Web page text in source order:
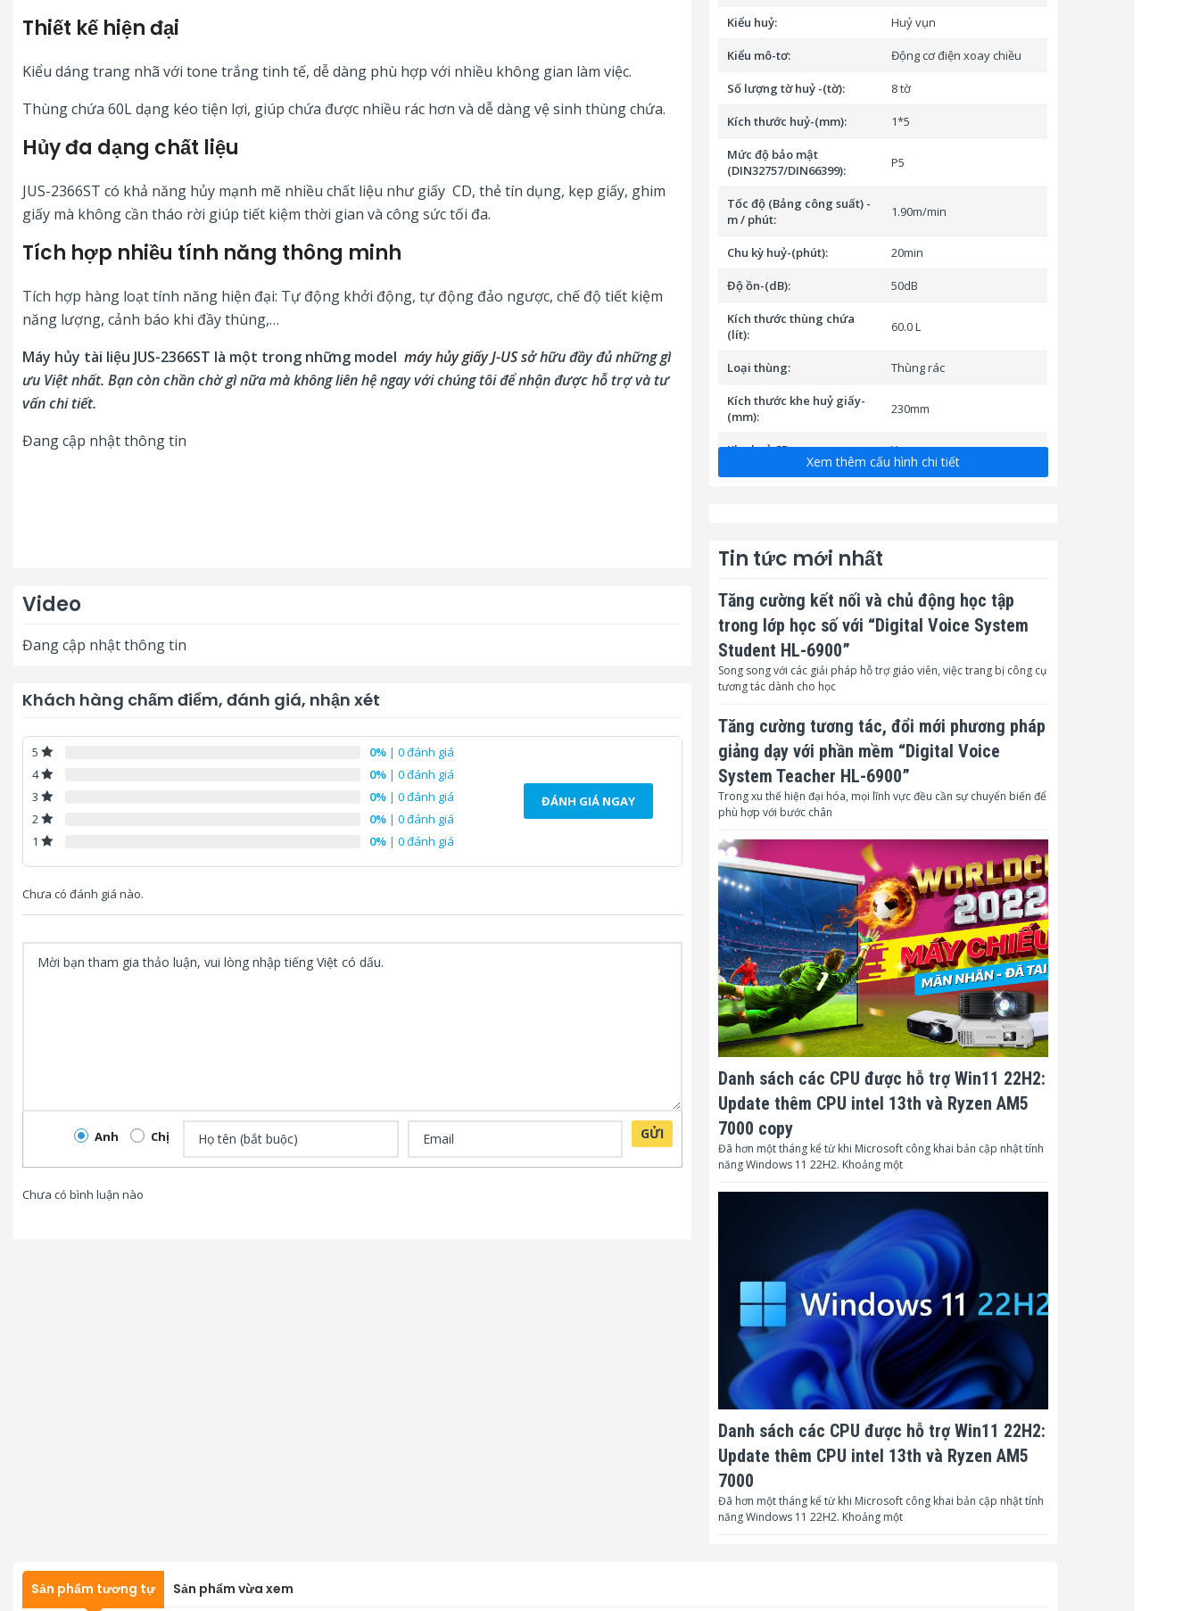
Thiết kế hiện đại
Kiểu dáng trang nhã với tone trắng tinh tế, dễ dàng phù hợp với nhiều không gian làm việc.
Thùng chứa 60L dạng kéo tiện lợi, giúp chứa được nhiều rác hơn và dễ dàng vệ sinh thùng chứa.
Hủy đa dạng chất liệu
JUS-2366ST có khả năng hủy mạnh mẽ nhiều chất liệu như giấy CD, thẻ tín dụng, kẹp giấy, ghim
giấy mà không cần tháo rời giúp tiết kiệm thời gian và công sức tối đa.
Tích hợp nhiều tính năng thông minh
Tích hợp hàng loạt tính năng hiện đại: Tự động khởi động, tự động đảo ngược, chế độ tiết kiệm
năng lượng, cảnh báo khi đầy thùng,…
Máy hủy tài liệu JUS-2366ST là một trong những model máy hủy giấy J-USsở hữu đầy đủ những gì
ưu Việt nhất. Bạn còn chần chờ gì nữa mà không liên hệ ngay với chúng tôi để nhận được hỗ trợ và tư
vấn chi tiết.
Đang cập nhật thông tin
Video
Đang cập nhật thông tin
Khách hàng chấm điểm, đánh giá, nhận xét
5 0% | 0 đánh giá
4
0% | 0 đánh giá
3
0% | 0 đánh giá
2
0% | 0 đánh giá
1
0% | 0 đánh giá
ĐÁNH GIÁ NGAY
Chưa có đánh giá nào.
Anh Chị GỬI
Chưa có bình luận nào
Kiểu huỷ: Huỷ vụn
Kiểu mô-tơ: Động cơ điện xoay chiều
Số lượng tờ huỷ -(tờ): 8 tờ
Kích thước huỷ-(mm): 1*5
Mức độ bảo mật
(DIN32757/DIN66399):
P5
Tốc độ (Bảng công suất) -
m / phút:
1.90m/min
Chu kỳ huỷ-(phút): 20min
Độ ồn-(dB): 50dB
Kích thước thùng chứa
(lít):
60.0 L
Loại thùng: Thùng rác
Kích thước khe huỷ giấy-
(mm):
230mm
Khe huỷ CD: Yes
Kích thước huỷ CD-(mm): 12,8
Tự động khởi động:
Tự động đảo ngược: có
Chế độ ngủ (Tiết kiệm
năng lượng):
có
Chế độ chờ (Chế độ tự
động):
Bảo vệ quá nhiệt: có
Bảo vệ quá tải: có
Cảnh báo đầy thùng: có
ngược
Bánh xe: có
Kích thước sản phẩm (H *
W * D) – (mm):
490*420*755
Kích thước đóng gói (H *
W * D) – (mm):
520*450*850
Trọng lượng sản phẩm –
(Kg):
46.00kg
12 tháng cho thân máy, 60
tháng cho dao cắt
Xem thêm cấu hình chi tiết
Tin tức mới nhất
Tăng cường kết nối và chủ động học tập
trong lớp học số với “Digital Voice System
Student HL-6900”
Song song với các giải pháp hỗ trợ giáo viên, việc trang bị công cụ
tương tác dành cho học
Tăng cường tương tác, đổi mới phương pháp
giảng dạy với phần mềm “Digital Voice
System Teacher HL-6900”
Trong xu thế hiện đại hóa, mọi lĩnh vực đều cần sự chuyển biến để
phù hợp với bước chân
Danh sách các CPU được hỗ trợ Win11 22H2:
Update thêm CPU intel 13th và Ryzen AM5
7000 copy
Đã hơn một tháng kể từ khi Microsoft công khai bản cập nhật tính
năng Windows 11 22H2. Khoảng một
Danh sách các CPU được hỗ trợ Win11 22H2:
Update thêm CPU intel 13th và Ryzen AM5
7000
Đã hơn một tháng kể từ khi Microsoft công khai bản cập nhật tính
năng Windows 11 22H2. Khoảng một
Sản phẩm tương tự Sản phẩm vừa xem